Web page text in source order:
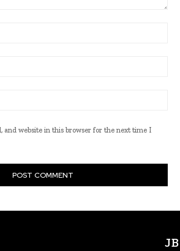
and website in this browser for the next time I